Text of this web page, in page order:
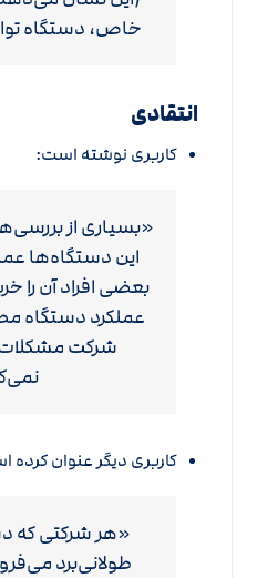
خاص، دستگاه
انتقادی
کاربری نوشته است:
«بسیاری از
این دستگاه‌ها
بعضی افراد آن را
عملکرد دستگاه
شرکت مشکلات
کاربری دیگر عنوان
«هر شرکتی که
طولانی‌برد